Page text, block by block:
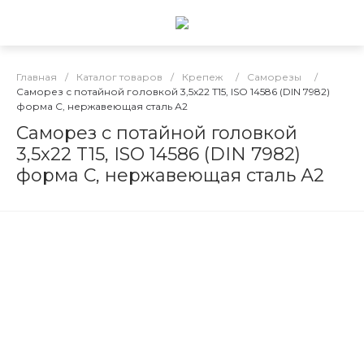
Главная / Каталог товаров / Крепеж / Саморезы
/
Саморез с потайной головкой 3,5x22 T15, ISO 14586 (DIN 7982)
форма C, нержавеющая сталь А2
Саморез с потайной головкой
3,5x22 T15, ISO 14586 (DIN 7982)
форма C, нержавеющая сталь А2